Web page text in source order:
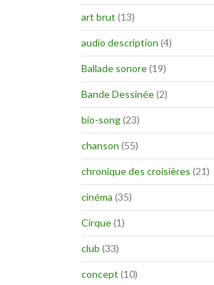
art brut (13)
audio description (4)
Ballade sonore(19)
Bande Dessinée(2)
bio-song(23)
chanson (55)
chronique des croisières (21)
cinéma (35)
Cirque(1)
club (33)
concept (10)